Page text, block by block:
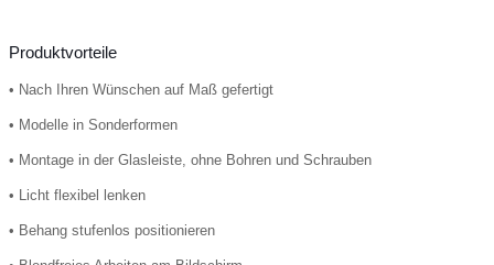
Produktvorteile
• Nach Ihren Wünschen auf Maß gefertigt
• Modelle in Sonderformen
• Montage in der Glasleiste, ohne Bohren und Schrauben
• Licht flexibel lenken
• Behang stufenlos positionieren